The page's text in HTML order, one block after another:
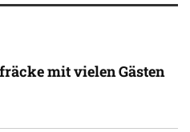
mit vielen Gästen